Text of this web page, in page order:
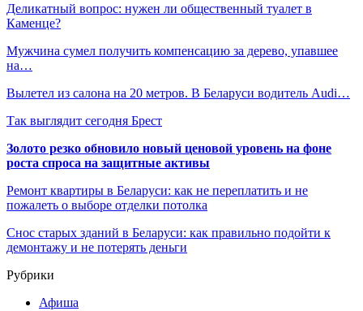
Деликатный вопрос: нужен ли общественный туалет в
Каменце?
Мужчина сумел получить компенсацию за дерево, упавшее
на…
Вылетел из салона на 20 метров. В Беларуси водитель Audi…
Так выглядит сегодня Брест
Золото резко обновило новый ценовой уровень на фоне
роста спроса на защитные активы
Ремонт квартиры в Беларуси: как не переплатить и не
пожалеть о выборе отделки потолка
Снос старых зданий в Беларуси: как правильно подойти к
демонтажу и не потерять деньги
Рубрики
Афиша